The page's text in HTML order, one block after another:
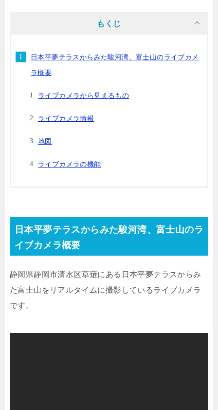
もくじ
日本平夢テラスからみた駿河湾、富士山のライブカメ
ラ概要
ライブカメラから見えるもの
ライブカメラ情報
地図
ライブカメラの機能
日本平夢テラスからみた駿河湾、富士山のラ
イブカメラ概要
静岡県静岡市清水区草薙にある日本平夢テラスからみ
た富士山をリアルタイムに撮影しているライブカメラ
です。